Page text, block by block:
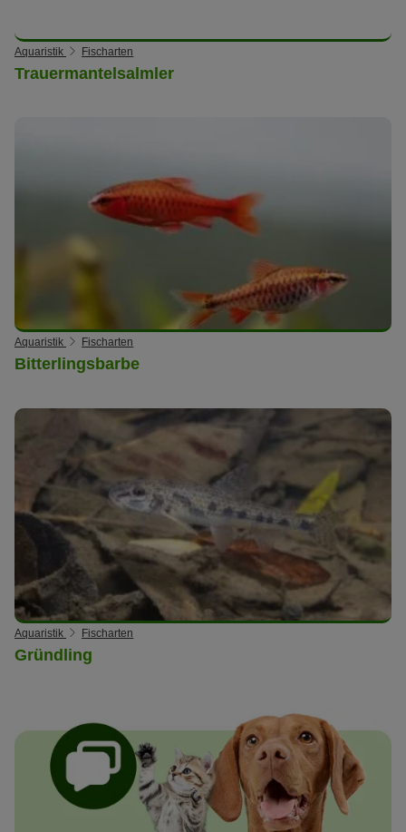
Aquaristik Fischarten
Trauermantelsalmler
Aquaristik Fischarten
Bitterlingsbarbe
Aquaristik Fischarten
Gründling